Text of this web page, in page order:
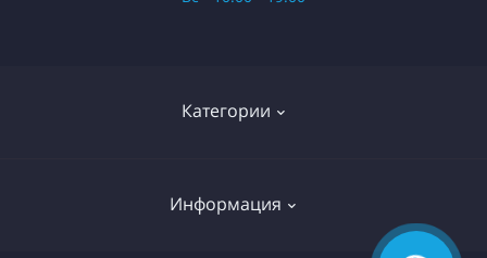
Категории
Информация